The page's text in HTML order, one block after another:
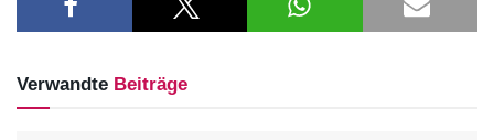
Verwandte Beiträge